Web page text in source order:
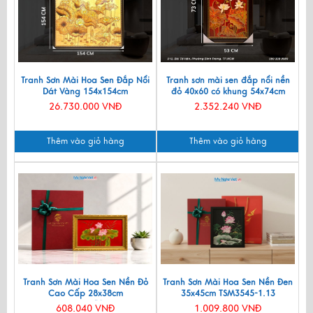
Tranh Sơn Mài Hoa Sen Đắp Nổi
Dát Vàng 154x154cm
TSMTB1515-1
26.730.000 VNĐ
Thêm vào giỏ hàng
Tranh sơn mài sen đắp nổi nền
đỏ 40x60 có khung 54x74cm
TSM571-1.14
2.352.240 VNĐ
Thêm vào giỏ hàng
Tranh Sơn Mài Hoa Sen Nền Đỏ
Cao Cấp 28x38cm
TSM20304/khung
608.040 VNĐ
Tranh Sơn Mài Hoa Sen Nền Đen
35x45cm TSM3545-1.13
1.009.800 VNĐ